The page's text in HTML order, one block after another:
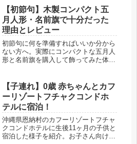
【初節句】木製コンパクト五
月人形・名前旗で十分だった
理由とレビュー
初節句に何を準備すればいいか分から
ない方へ。実際にコンパクトな五月人
形と名前旗を購入して飾ってみた体験
リットも詳しく解説。
【子連れ】0歳 赤ちゃんとカフ
ーリゾートフチャクコンドホ
テルに宿泊！
沖縄県恩納村のカフーリゾートフチャ
クコンドホテルに生後11ヶ月の子供と
宿泊した様子を紹介。お子さん向けサ